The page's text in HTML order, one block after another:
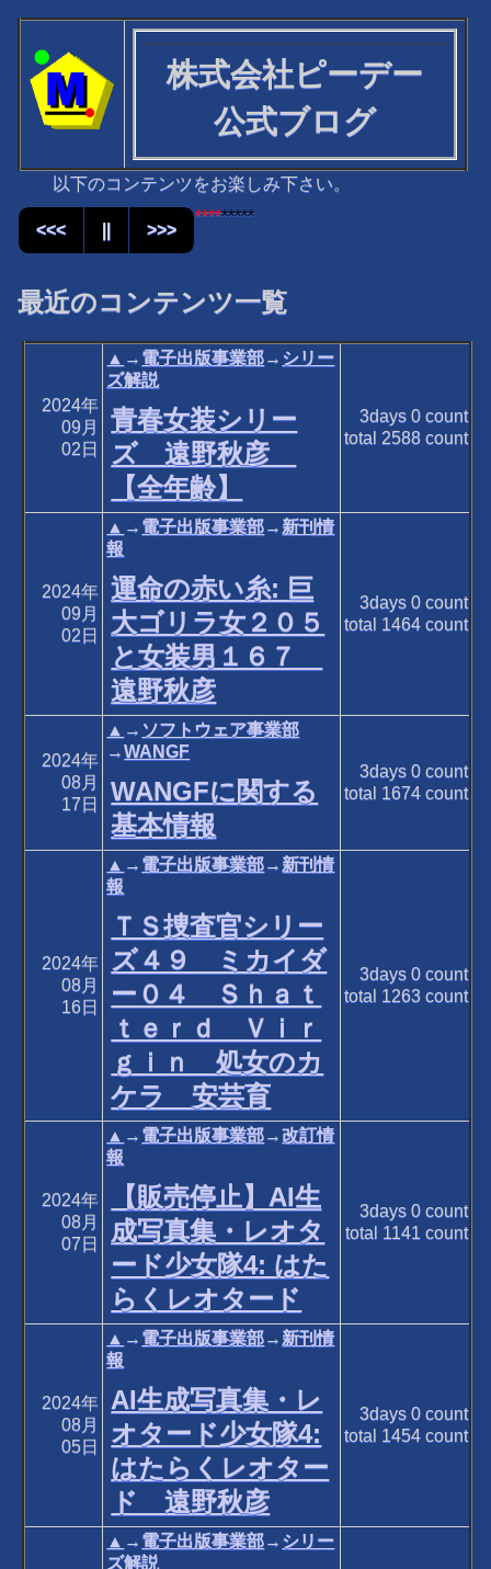
株式会社ピーデー
公式ブログ
以下のコンテンツをお楽しみ下さい。
<<< || >>>
*********
最近のコンテンツ一覧
2024年
09月
02日
▲ → 電子出版事業部→ シリー
ズ解説
青春女装シリー
ズ 遠野秋彦
【全年齢】
3days 0count
total 2588count
2024年
09月
02日
▲ → 電子出版事業部→ 新刊情
報
運命の赤い糸: 巨
大ゴリラ女２０５
と女装男１６７
遠野秋彦
3days 0count
total 1464count
2024年
08月
17日
▲ → ソフトウェア事業部
→WANGF
WANGFに関する
基本情報
3days 0count
total 1674count
2024年
08月
16日
▲ → 電子出版事業部→ 新刊情
報
ＴＳ捜査官シリー
ズ４９ ミカイダ
ー０４ Ｓｈａｔ
ｔｅｒｄ Ｖｉｒ
ｇｉｎ 処女のカ
ケラ 安芸育
3days 0count
total 1263count
2024年
08月
07日
▲ → 電子出版事業部→改訂情
報
【販売停止】AI生
成写真集・レオタ
ード少女隊4: はた
らくレオタード
3days 0count
total 1141 count
2024年
08月
05日
▲ → 電子出版事業部→ 新刊情
報
AI生成写真集・レ
オタード少女隊4:
はたらくレオター
ド 遠野秋彦
3days 0count
total 1454count
▲ → 電子出版事業部→ シリー
ズ解説